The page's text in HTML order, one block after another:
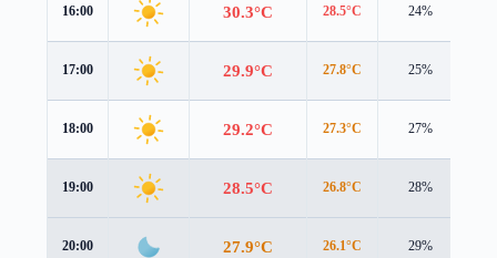
16:00 30.3°C 28.5°C 24%
17:00 29.9°C 27.8°C 25%
18:00 29.2°C 27.3°C 27%
19:00 28.5°C 26.8°C 28%
20:00 27.9°C 26.1°C 29%